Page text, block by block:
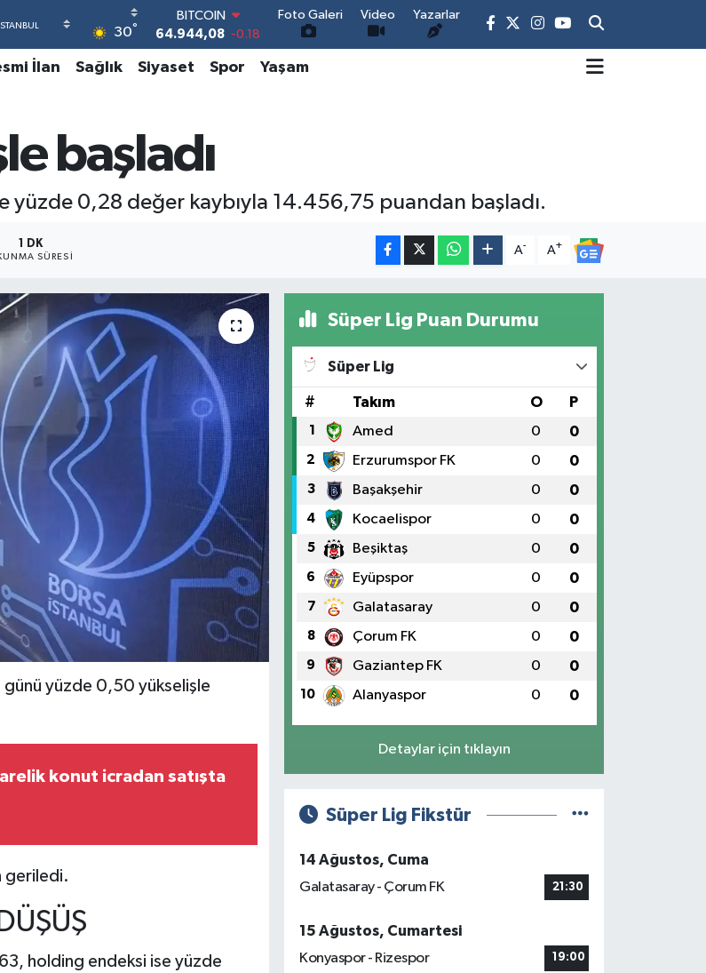
30°
BITCOIN
64.944,08
-0.18
DOLAR
47,7436 0.18
GRAM ALTIN
BİST100
13.779
-14
Foto Galeri Video Yazarlar
İlan Sağlık Siyaset Spor Yaşam
başladı
yüzde 0,28 değer kaybıyla 14.456,75 puandan başladı.
1 DK
SÜRESI
A- A+
günü yüzde 0,50 yükselişle
konut icradan satışta
geriledi.
holding endeksi ise yüzde
Süper Lig Puan Durumu
Süper Lig
# Takım O P
1 Amed 0 0
2 Erzurumspor FK 0 0
3 Başakşehir 0 0
4 Kocaelispor 0 0
5 Beşiktaş 0 0
6 Eyüpspor 0 0
7 Galatasaray 0 0
8 Çorum FK 0 0
9 Gaziantep FK 0 0
10 Alanyaspor 0 0
Detaylar için tıklayın
Süper Lig Fikstür
14 Ağustos, Cuma
Galatasaray - Çorum FK
21:30
15 Ağustos, Cumartesi
Konyaspor - Rizespor
19:00